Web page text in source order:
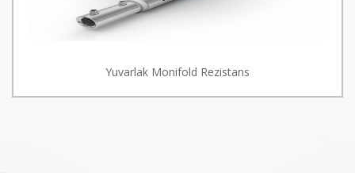
Yuvarlak Monifold Rezistans